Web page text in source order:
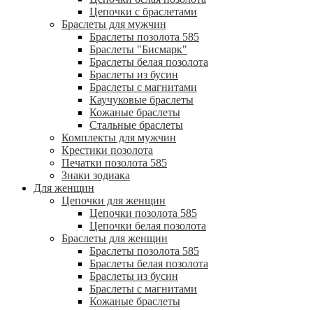
Цепочки с браслетами
Браслеты для мужчин
Браслеты позолота 585
Браслеты "Бисмарк"
Браслеты белая позолота
Браслеты из бусин
Браслеты с магнитами
Каучуковые браслеты
Кожаные браслеты
Стальные браслеты
Комплекты для мужчин
Крестики позолота
Печатки позолота 585
Знаки зодиака
Для женщин
Цепочки для женщин
Цепочки позолота 585
Цепочки белая позолота
Браслеты для женщин
Браслеты позолота 585
Браслеты белая позолота
Браслеты из бусин
Браслеты с магнитами
Кожаные браслеты